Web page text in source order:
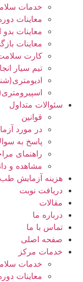
خدمات
معاینات
معاینات بدو
معاینات
کارت سلامت
تیم سیار
سئوالات متداول
قوانین
در مورد
پاسخ به
راهنمای
مشاهده و
هزینه آزمایش طب
دریافت نوبت
مقالات
درباره ما
تماس با ما
صفحه اصلی
خدمات مرکز
خدمات
معاینات